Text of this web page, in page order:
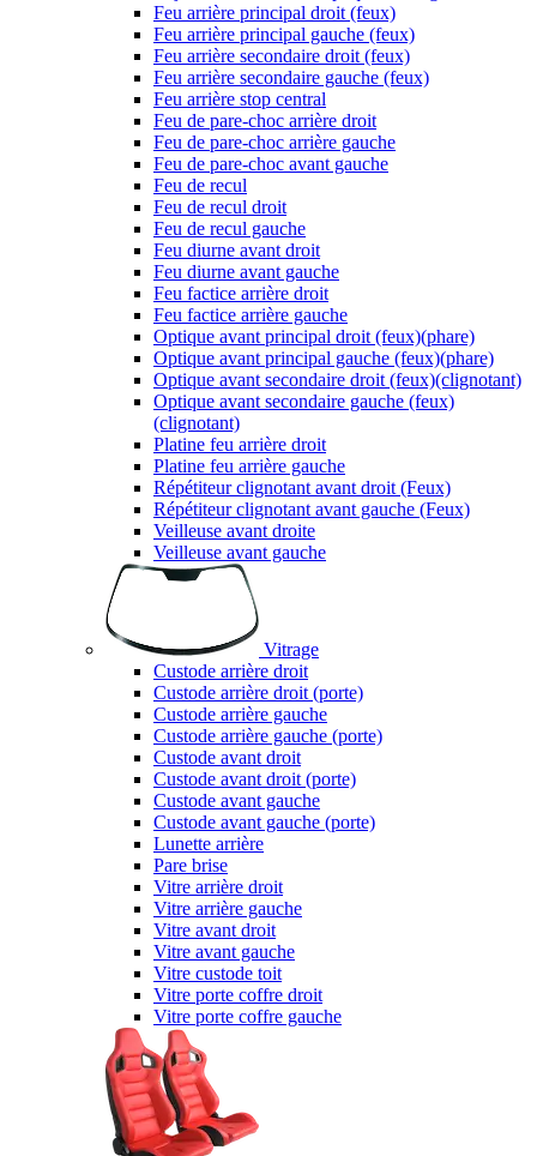
Feu arrière principal droit (feux)
Feu arrière principal gauche (feux)
Feu arrière secondaire droit (feux)
Feu arrière secondaire gauche (feux)
Feu arrière stop central
Feu de pare-choc arrière droit
Feu de pare-choc arrière gauche
Feu de pare-choc avant gauche
Feu de recul
Feu de recul droit
Feu de recul gauche
Feu diurne avant droit
Feu diurne avant gauche
Feu factice arrière droit
Feu factice arrière gauche
Optique avant principal droit (feux)(phare)
Optique avant principal gauche (feux)(phare)
Optique avant secondaire droit (feux)(clignotant)
Optique avant secondaire gauche (feux)
(clignotant)
Platine feu arrière droit
Platine feu arrière gauche
Répétiteur clignotant avant droit (Feux)
Répétiteur clignotant avant gauche (Feux)
Veilleuse avant droite
Veilleuse avant gauche
Vitrage
Custode arrière droit
Custode arrière droit (porte)
Custode arrière gauche
Custode arrière gauche (porte)
Custode avant droit
Custode avant droit (porte)
Custode avant gauche
Custode avant gauche (porte)
Lunette arrière
Pare brise
Vitre arrière droit
Vitre arrière gauche
Vitre avant droit
Vitre avant gauche
Vitre custode toit
Vitre porte coffre droit
Vitre porte coffre gauche